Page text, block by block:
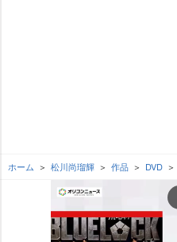
ホーム 松川尚瑠輝 作品 DVD